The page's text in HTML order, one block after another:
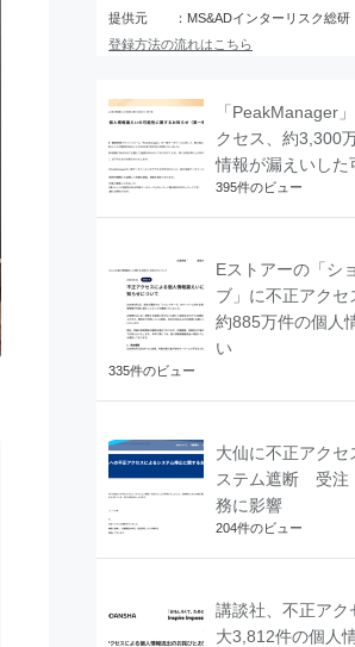
提供元 ：MS&ADインターリスク総研
登録方法の流れはこちら
「PeakManager
クセス、約3,300
情報が漏えいした
395件のビュー
Eストアーの「シ
ブ」に不正アクセ
約885万件の個人
い
335件のビュー
大仙に不正アクセ
ステム遮断 受注
務に影響
204件のビュー
講談社、不正アク
大3,812件の個人